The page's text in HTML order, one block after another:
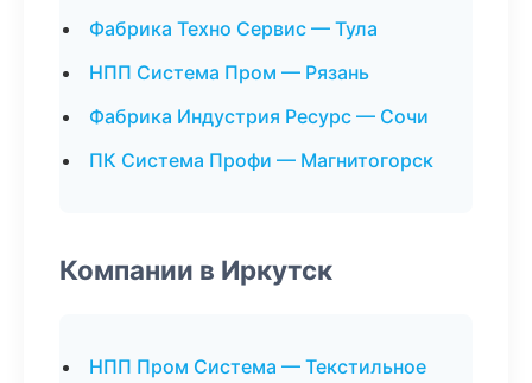
Фабрика Техно Сервис — Тула
НПП Система Пром — Рязань
Фабрика Индустрия Ресурс — Сочи
ПК Система Профи — Магнитогорск
Компании в Иркутск
НПП Пром Система — Текстильное